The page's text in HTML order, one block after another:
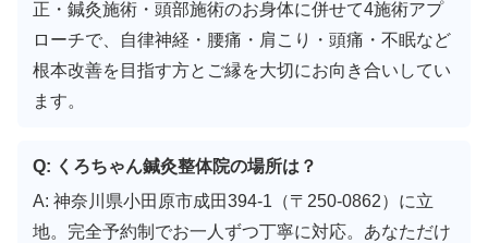
正・鍼灸施術・頭部施術のお身体に併せて4施術アプ
ローチで、自律神経・腰痛・肩こり・頭痛・不眠など
根本改善を目指す方とご縁を大切にお向き合いしてい
ます。
Q: くろちゃん鍼灸整体院の場所は？
A: 神奈川県小田原市成田394-1（〒250-0862）に立
地。完全予約制でお一人ずつ丁寧に対応。あなただけ